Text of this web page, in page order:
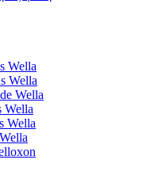
Wella
Wella
Wella
Wella
Wella